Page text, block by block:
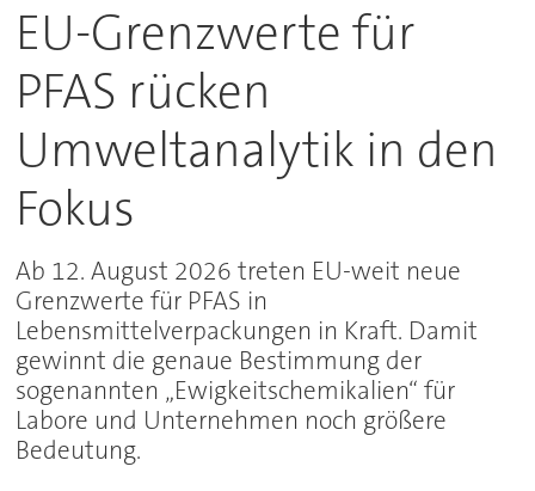
EU-Grenzwerte für
PFAS rücken
Umweltanalytik in den
Fokus
Ab 12. August 2026 treten EU-weit neue
Grenzwerte für PFAS in
Lebensmittelverpackungen in Kraft. Damit
gewinnt die genaue Bestimmung der
sogenannten „Ewigkeitschemikalien“ für
Labore und Unternehmen noch größere
Bedeutung.